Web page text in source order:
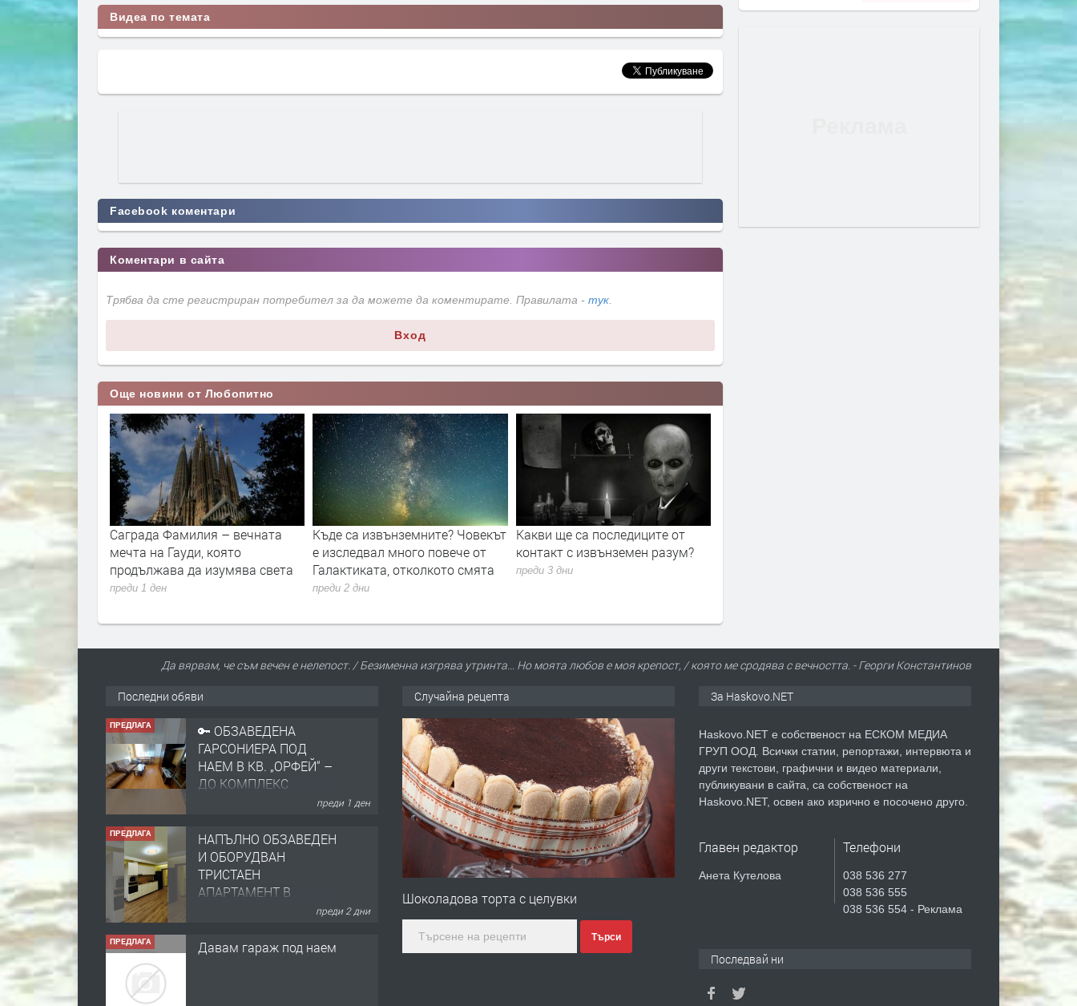
Видеа по темата
Facebook коментари
Коментари в сайта
Трябва да сте регистриран потребител за да можете да коментирате. Правилата - тук.
Вход
Още новини от Любопитно
Саграда Фамилия – вечната
мечта на Гауди, която
продължава да изумява света
преди 1 ден
Къде са извънземните? Човекът
е изследвал много повече от
Галактиката, отколкото смята
преди 2 дни
Какви ще са последиците от
контакт с извънземен разум?
преди 3 дни
Защо комарите хапят
повече от други?
в „сладката кръв“
преди 1 седмица
Да вярвам, че съм вечен е нелепост. / Безименна изгрява утринта... Но моята любов е моя крепост, / която ме сродява с вечността. - Георги Константинов
Последни обяви
ПРЕДЛАГА
🔑 ОБЗАВЕДЕНА
ГАРСОНИЕРА ПОД
НАЕМ В КВ. „ОРФЕЙ“ –
ДО КОМПЛЕКС
преди 1 ден
ПРЕДЛАГА
НАПЪЛНО ОБЗАВЕДЕН
И ОБОРУДВАН
ТРИСТАЕН
АПАРТАМЕНТ В
преди 2 дни
ПРЕДЛАГА Давам гараж под наем
Случайна рецепта
Шоколадова торта с целувки
Търси
За Haskovo.NET
Haskovo.NET е собственост на ЕСКОМ МЕДИА
ГРУП ООД. Всички статии, репортажи, интервюта и
други текстови, графични и видео материали,
публикувани в сайта, са собственост на
Haskovo.NET, освен ако изрично е посочено друго.
Главен редактор
Анета Кутелова
Телефони
038 536 277
038 536 555
038 536 554 - Реклама
Последвай ни